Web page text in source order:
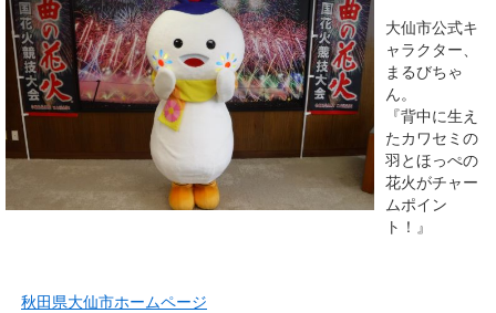
大仙市公式キ
ャラクター、
まるびちゃ
ん。
『背中に生え
たカワセミの
羽とほっぺの
花火がチャー
ムポイン
ト！』
秋田県大仙市ホームページ